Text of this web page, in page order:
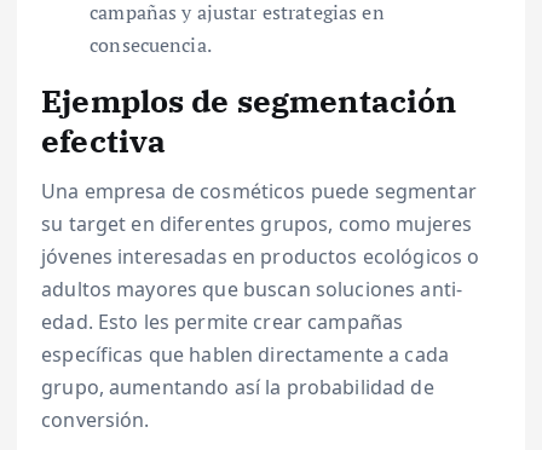
campañas y ajustar estrategias en
consecuencia.
Ejemplos de segmentación
efectiva
Una empresa de cosméticos puede segmentar
su target en diferentes grupos, como mujeres
jóvenes interesadas en productos ecológicos o
adultos mayores que buscan soluciones anti-
edad. Esto les permite crear campañas
específicas que hablen directamente a cada
grupo, aumentando así la probabilidad de
conversión.